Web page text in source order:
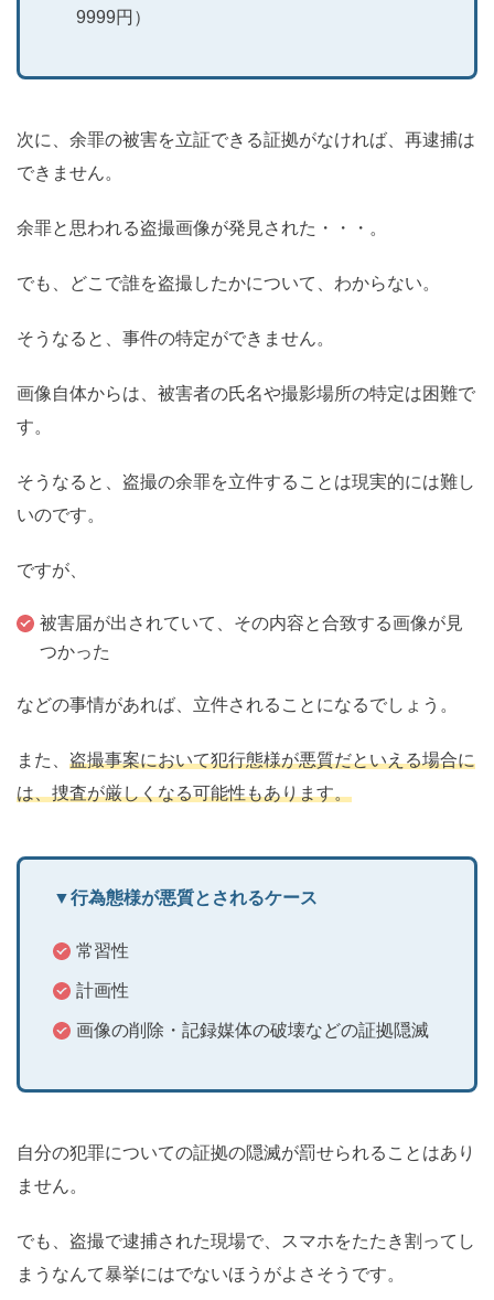
9999円）
次に、余罪の被害を立証できる証拠がなければ、再逮捕は
できません。
余罪と思われる盗撮画像が発見された・・・。
でも、どこで誰を盗撮したかについて、わからない。
そうなると、事件の特定ができません。
画像自体からは、被害者の氏名や撮影場所の特定は困難で
す。
そうなると、盗撮の余罪を立件することは現実的には難し
いのです。
ですが、
被害届が出されていて、その内容と合致する画像が見
つかった
などの事情があれば、立件されることになるでしょう。
また、 盗撮事案において犯行態様が悪質だといえる場合に
は、捜査が厳しくなる可能性もあります。
▼行為態様が悪質とされるケース
常習性
計画性
画像の削除・記録媒体の破壊などの証拠隠滅
自分の犯罪についての証拠の隠滅が罰せられることはあり
ません。
でも、盗撮で逮捕された現場で、スマホをたたき割ってし
まうなんて暴挙にはでないほうがよさそうです。